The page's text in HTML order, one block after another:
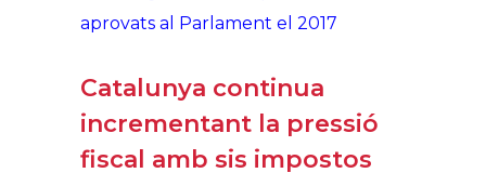
Catalunya continua
incrementant la pressió
fiscal amb sis impostos